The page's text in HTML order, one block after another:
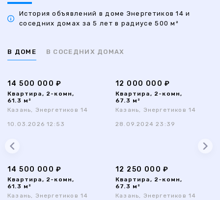
История объявлений в доме Энергетиков 14 и
соседних домах за 5 лет в радиусе 500 м²
В ДОМЕ В СОСЕДНИХ ДОМАХ
14 500 000 ₽
Квартира, 2-комн,
61.3 м²
Казань, Энергетиков 14
10.03.2026 12:53
12 000 000 ₽
Квартира, 2-комн,
67.3 м²
Казань, Энергетиков 14
28.09.2024 23:39
14 500 000 ₽
Квартира, 2-комн,
61.3 м²
Казань, Энергетиков 14
12 250 000 ₽
Квартира, 2-комн,
67.3 м²
Казань, Энергетиков 14